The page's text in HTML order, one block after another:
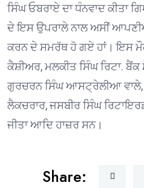
ਸਿੰਘ ਓਬਰਾਏ ਦਾ ਧੰਨਵਾਦ ਕੀਤਾ
ਦੇ ਇਸ ਉਪਰਾਲੇ ਨਾਲ ਅਸੀਂ
ਕਰਨ ਦੇ ਸਮਰੱਥ ਹੋ ਗਏ ਹਾਂ। ਇਸ
ਕੈਸ਼ੀਅਰ, ਮਲਕੀਤ ਸਿੰਘ ਰਿਟਾ.
ਗੁਰਚਰਨ ਸਿੰਘ ਆਸਟ੍ਰੇਲੀਆ ਵਾਲੇ,
ਲੈਕਚਰਾਰ, ਜਸਬੀਰ ਸਿੰਘ
ਜੀਤਾ ਆਦਿ ਹਾਜ਼ਰ ਸਨ।
Share: